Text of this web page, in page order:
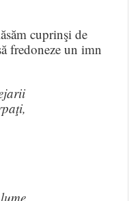
cuprinşi de
fredoneze un imn